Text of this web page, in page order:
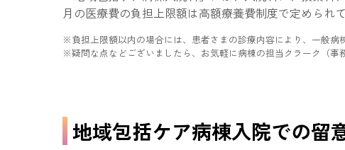
月の医療費の負担上限額は高額療養費制度で定められ
負担上限額以内の場合には、患者さまの診療内容により、一般病
疑問な点などございましたら、お気軽に病棟の担当クラーク（事
地域包括ケア病棟入院での留